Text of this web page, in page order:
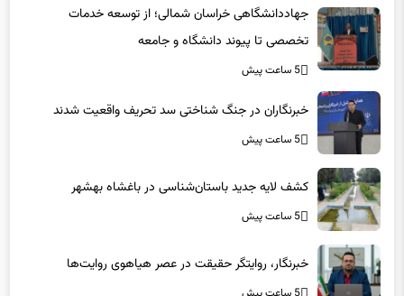
تخصصی تا پیوند دانشگاه و جامعه
5 ساعت پیش
5 ساعت پیش
5 ساعت پیش
5 ساعت پیش